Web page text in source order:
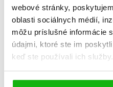
webové stránky,
oblasti sociálnych médií,
môžu príslušné informácie
údajmi, ktoré ste im
keď ste používali ich služby.
Dve blšky v Bratislave
Jana Hegedüšová